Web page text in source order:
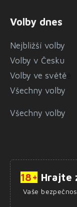
Volby dnes
Nejbližší volby
Volby v Česku
Volby ve světě
Všechny volby
Všechny volby
18+ Hrajte
Vaše